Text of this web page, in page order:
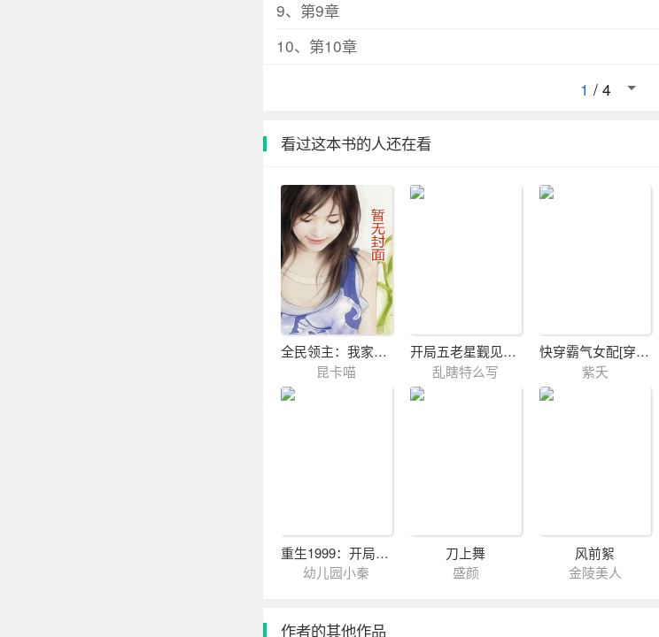
9、第9章
10、第10章
1 / 4
看过这本书的人还在看
全民领主：我家建筑能说话
昆卡喵
开局五老星觐见八百年前的王之子
乱瞎特么写
快穿霸气女配[穿书]
紫夭
重生1999：开局被清冷校花揍
幼儿园小秦
刀上舞
盛颜
风前絮
金陵美人
作者的其他作品